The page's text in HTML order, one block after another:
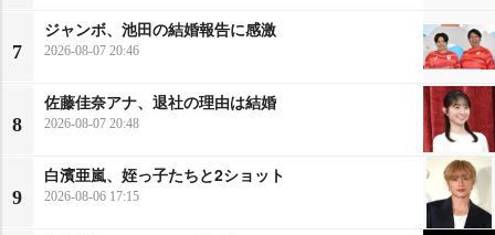
7
ジャンボ、池田の結婚報告に感激
2026-08-07 20:46
8
佐藤佳奈アナ、退社の理由は結婚
2026-08-07 20:48
9
白濱亜嵐、姪っ子たちと2ショット
2026-08-06 17:15